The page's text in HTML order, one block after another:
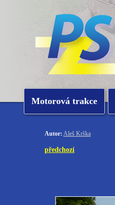
Motorová trakce
Autor: Aleš Krška
předchozí